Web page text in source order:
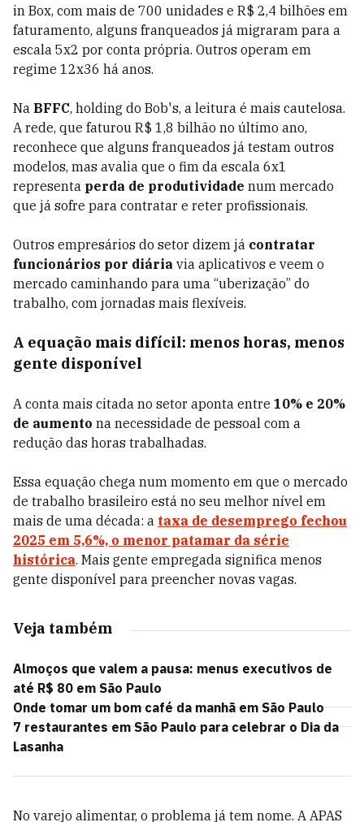
in Box, com mais de 700 unidades e R$ 2,4 bilhões em
faturamento, alguns franqueados já migraram para a
escala 5x2 por conta própria. Outros operam em
regime 12x36 há anos.
Na BFFC, holding do Bob's, a leitura é mais cautelosa.
A rede, que faturou R$ 1,8 bilhão no último ano,
reconhece que alguns franqueados já testam outros
modelos, mas avalia que o fim da escala 6x1
representa perda de produtividade num mercado
que já sofre para contratar e reter profissionais.
Outros empresários do setor dizem já contratar
funcionários por diária via aplicativos e veem o
mercado caminhando para uma “uberização” do
trabalho, com jornadas mais flexíveis.
A equação mais difícil: menos horas, menos
gente disponível
A conta mais citada no setor aponta entre 10% e 20%
de aumento na necessidade de pessoal com a
redução das horas trabalhadas.
Essa equação chega num momento em que o mercado
de trabalho brasileiro está no seu melhor nível em
mais de uma década: a taxa de desemprego fechou
2025 em 5,6%, o menor patamar da série
histórica. Mais gente empregada significa menos
gente disponível para preencher novas vagas.
Veja também
Almoços que valem a pausa: menus executivos de
até R$ 80 em São Paulo
Onde tomar um bom café da manhã em São Paulo
7 restaurantes em São Paulo para celebrar o Dia da
Lasanha
No varejo alimentar, o problema já tem nome. A APAS